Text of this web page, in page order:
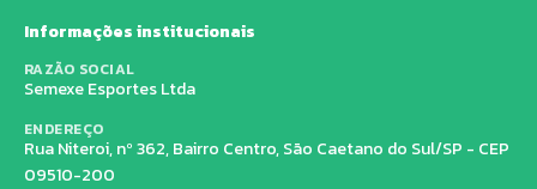
Informações institucionais
RAZÃO SOCIAL
Semexe Esportes Ltda
ENDEREÇO
Rua Niteroi, nº 362, Bairro Centro, São Caetano do Sul/SP - CEP
09510-200